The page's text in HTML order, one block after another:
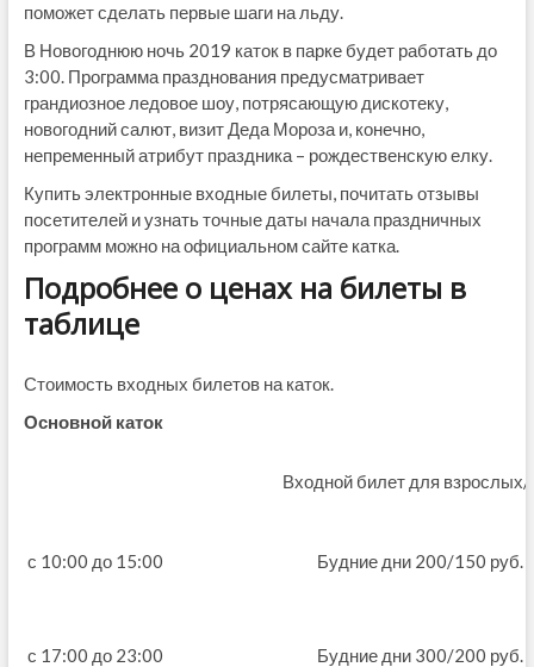
поможет сделать первые шаги на льду.
В Новогоднюю ночь 2019 каток в парке будет работать до
3:00. Программа празднования предусматривает
грандиозное ледовое шоу, потрясающую дискотеку,
новогодний салют, визит Деда Мороза и, конечно,
непременный атрибут праздника – рождественскую елку.
Купить электронные входные билеты, почитать отзывы
посетителей и узнать точные даты начала праздничных
программ можно на официальном сайте катка.
Подробнее о ценах на билеты в
таблице
Стоимость входных билетов на каток.
Основной каток
Входной билет для
с 10:00 до 15:00 Будние дни 200/150 руб.
с 17:00 до 23:00 Будние дни 300/200 руб.